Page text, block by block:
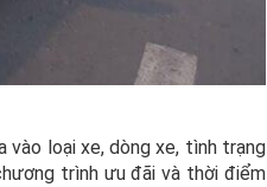
loại xe, dòng xe, tình trạng
trình ưu đãi và thời điểm